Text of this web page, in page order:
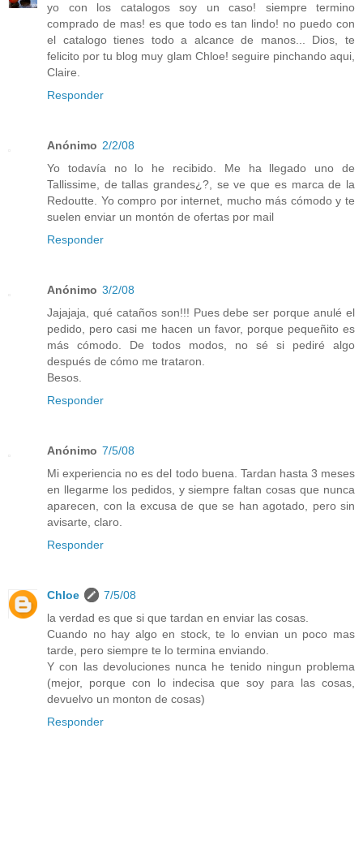
yo con los catalogos soy un caso! siempre termino
comprado de mas! es que todo es tan lindo! no puedo con
el catalogo tienes todo a alcance de manos... Dios, te
felicito por tu blog muy glam Chloe! seguire pinchando aqui,
Claire.
Responder
Anónimo 2/2/08
Yo todavía no lo he recibido. Me ha llegado uno de
Tallissime, de tallas grandes¿?, se ve que es marca de la
Redoutte. Yo compro por internet, mucho más cómodo y te
suelen enviar un montón de ofertas por mail
Responder
Anónimo 3/2/08
Jajajaja, qué cataños son!!! Pues debe ser porque anulé el
pedido, pero casi me hacen un favor, porque pequeñito es
más cómodo. De todos modos, no sé si pediré algo
después de cómo me trataron.
Besos.
Responder
Anónimo 7/5/08
Mi experiencia no es del todo buena. Tardan hasta 3 meses
en llegarme los pedidos, y siempre faltan cosas que nunca
aparecen, con la excusa de que se han agotado, pero sin
avisarte, claro.
Responder
Chloe
7/5/08
la verdad es que si que tardan en enviar las cosas.
Cuando no hay algo en stock, te lo envian un poco mas
tarde, pero siempre te lo termina enviando.
Y con las devoluciones nunca he tenido ningun problema
(mejor, porque con lo indecisa que soy para las cosas,
devuelvo un monton de cosas)
Responder